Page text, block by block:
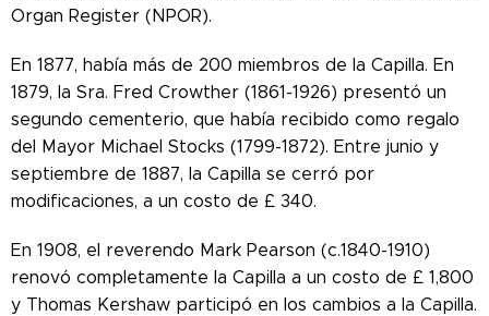
Organ Register (NPOR).
En 1877, había más de 200 miembros de la Capilla. En
1879, la Sra. Fred Crowther (1861-1926) presentó un
segundo cementerio, que había recibido como regalo
del Mayor Michael Stocks (1799-1872). Entre junio y
septiembre de 1887, la Capilla se cerró por
modificaciones, a un costo de £ 340.
En 1908, el reverendo Mark Pearson (c.1840-1910)
renovó completamente la Capilla a un costo de £ 1,800
y Thomas Kershaw participó en los cambios a la Capilla.